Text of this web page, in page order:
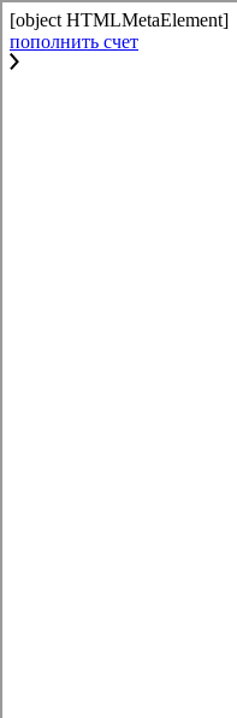
[object HTMLMetaElement]
пополнить счет